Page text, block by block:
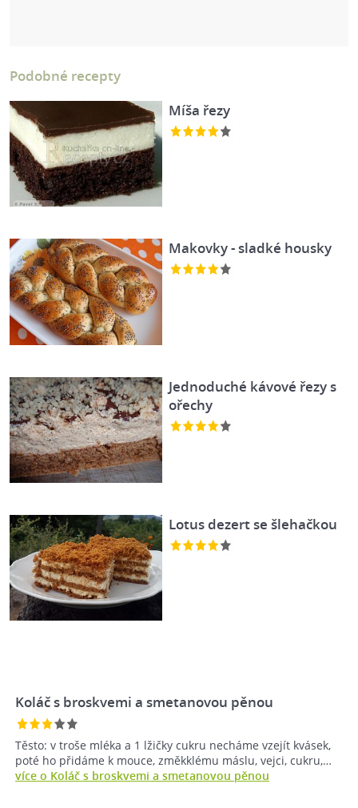
Podobné recepty
Míša řezy
Makovky - sladké housky
Jednoduché kávové řezy s
ořechy
Lotus dezert se šlehačkou
Koláč s broskvemi a smetanovou pěnou
Těsto: v troše mléka a 1 lžičky cukru necháme vzejít kvásek,
poté ho přidáme k mouce, změkklému máslu, vejci, cukru,…
více o Koláč s broskvemi a smetanovou pěnou